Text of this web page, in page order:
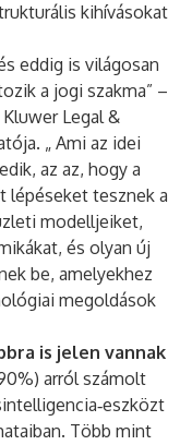
kihívásokat
eddig is világosan
a jogi szakma” –
Legal &
. „ Ami az idei
az az, hogy a
lépéseket tesznek a
modelljeiket,
és olyan új
be, amelyekhez
megoldások
is jelen vannak
arról számolt
Több mint